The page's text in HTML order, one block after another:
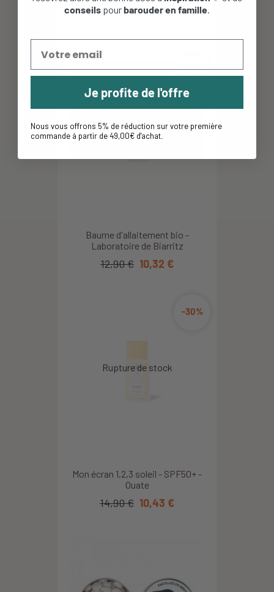
Fraise
Baume d'allaitement bio -
Laboratoire de Biarritz
-20%
12,90 € 10,32 €
Mon écran 1,2,3 soleil - SPF50+ -
Ouate
-30%
14,90 € 10,43 €
conseils pourbarouder en famille.
Je profite de l'offre
Nous vous offrons 5% de réduction sur votre première
commande à partir de 49,00€ d'achat.